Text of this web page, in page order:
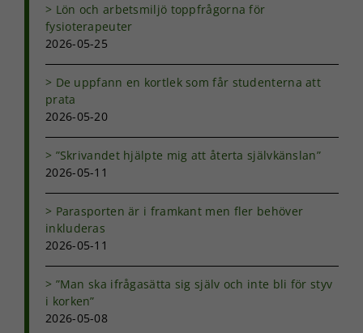
Lön och arbetsmiljö toppfrågorna för
fysioterapeuter
2026-05-25
De uppfann en kortlek som får studenterna att
prata
2026-05-20
”Skrivandet hjälpte mig att återta självkänslan”
2026-05-11
Parasporten är i framkant men fler behöver
inkluderas
2026-05-11
”Man ska ifrågasätta sig själv och inte bli för styv
i korken”
2026-05-08
Nödvändiga
går inte att
välja bort. De
fungera.